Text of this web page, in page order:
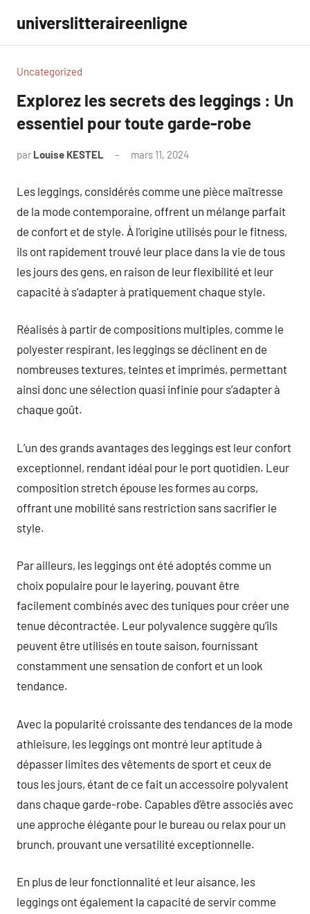
contenu
universlitteraireenligne
Uncategorized
Explorez les secrets des leggings : Un
essentiel pour toute garde-robe
par Louise KESTEL mars 11, 2024
Les leggings, considérés comme une pièce maîtresse
de la mode contemporaine, offrent un mélange parfait
de confort et de style. À l’origine utilisés pour le fitness,
ils ont rapidement trouvé leur place dans la vie de tous
les jours des gens, en raison de leur flexibilité et leur
capacité à s’adapter à pratiquement chaque style.
Réalisés à partir de compositions multiples, comme le
polyester respirant, les leggings se déclinent en de
nombreuses textures, teintes et imprimés, permettant
ainsi donc une sélection quasi infinie pour s’adapter à
chaque goût.
L’un des grands avantages des leggings est leur confort
exceptionnel, rendant idéal pour le port quotidien. Leur
composition stretch épouse les formes au corps,
offrant une mobilité sans restriction sans sacrifier le
style.
Par ailleurs, les leggings ont été adoptés comme un
choix populaire pour le layering, pouvant être
facilement combinés avec des tuniques pour créer une
tenue décontractée. Leur polyvalence suggère qu’ils
peuvent être utilisés en toute saison, fournissant
constamment une sensation de confort et un look
tendance.
Avec la popularité croissante des tendances de la mode
athleisure, les leggings ont montré leur aptitude à
dépasser limites des vêtements de sport et ceux de
tous les jours, étant de ce fait un accessoire polyvalent
dans chaque garde-robe. Capables d’être associés avec
une approche élégante pour le bureau ou relax pour un
brunch, prouvant une versatilité exceptionnelle.
En plus de leur fonctionnalité et leur aisance, les
leggings ont également la capacité de servir comme